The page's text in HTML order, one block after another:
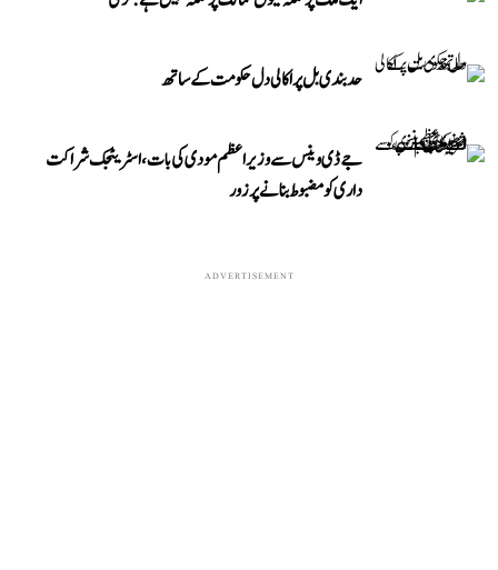
حد بندی بل پر اکالی دل حکومت کے ساتھ
جے ڈی وینس سے وزیر اعظم مودی کی بات، اسٹریٹجک شراکت
داری کو مضبوط بنانے پر زور
ADVERTISEMENT